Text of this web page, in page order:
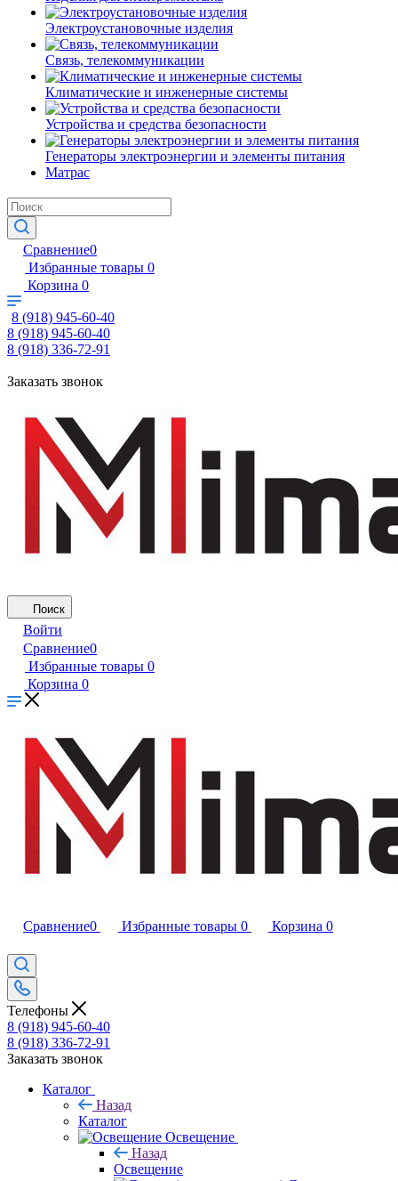
Электроустановочные изделия
Связь, телекоммуникации
Климатические и инженерные системы
Устройства и средства безопасности
Генераторы электроэнергии и элементы питания
Матрас
Сравнение0
Избранные товары 0
Корзина 0
8 (918) 945-60-40
8 (918) 945-60-40
8 (918) 336-72-91
Заказать звонок
Поиск
Войти
Сравнение0
Избранные товары 0
Корзина 0
Сравнение0 Избранные товары 0 Корзина 0
Телефоны
8 (918) 945-60-40
8 (918) 336-72-91
Заказать звонок
Каталог
Назад
Каталог
Освещение
Назад
Освещение